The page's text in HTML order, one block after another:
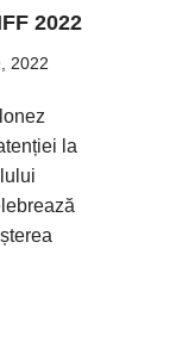
2022
2022
la